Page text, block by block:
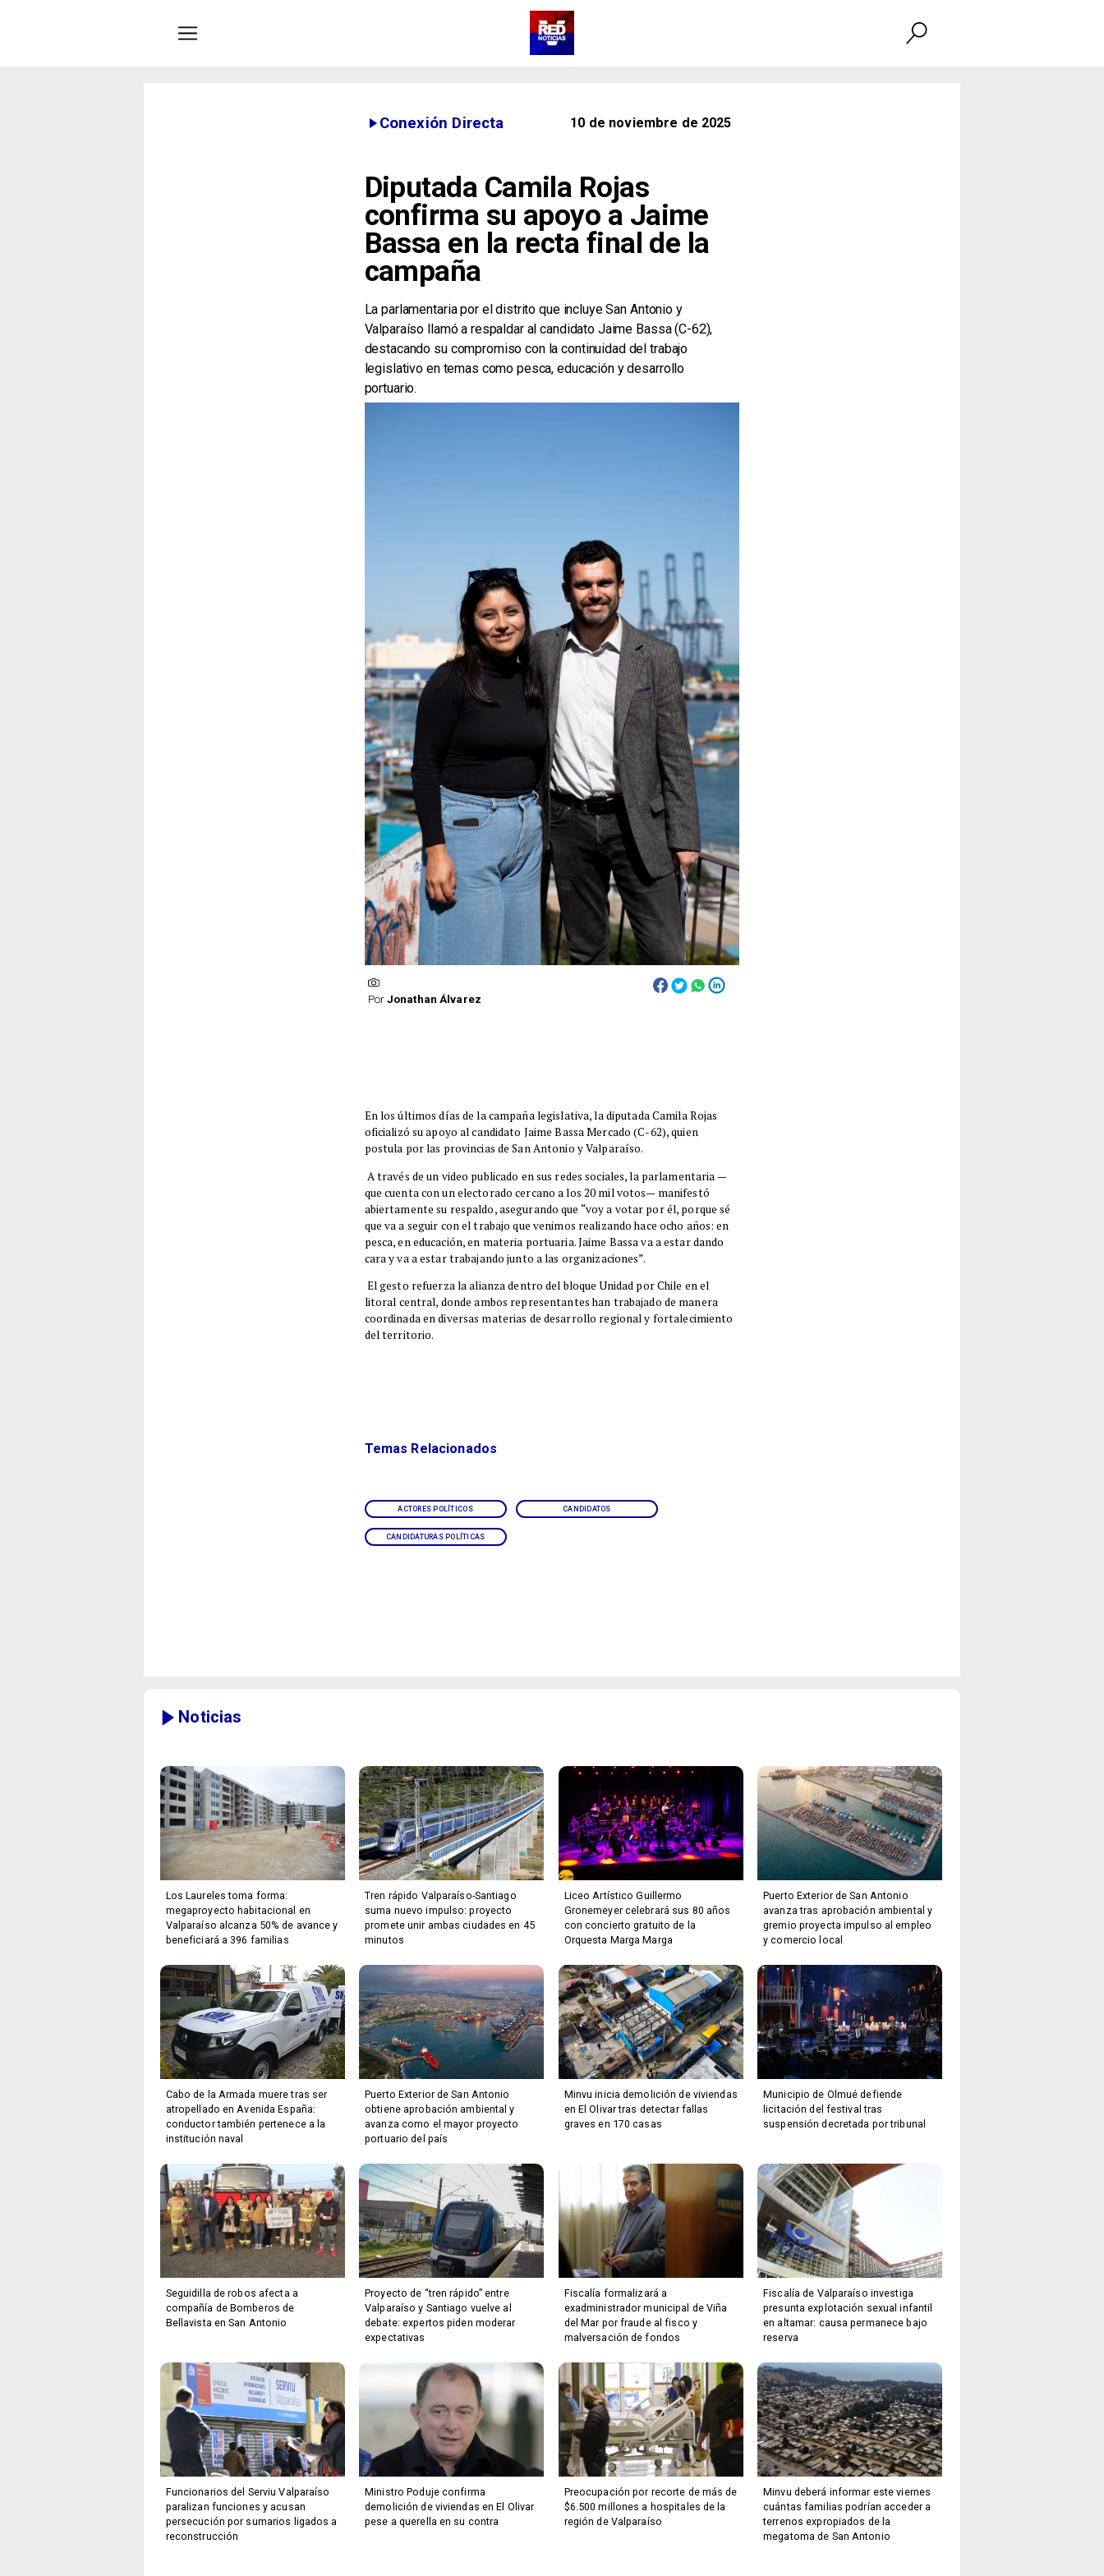
Conexión Directa 10 de noviembre de 2025
Diputada Camila Rojas
confirma su apoyo a Jaime
Bassa en la recta final de la
campaña
​La parlamentaria por el distrito que incluye San Antonio y
Valparaíso llamó a respaldar al candidato Jaime Bassa (C-62),
destacando su compromiso con la continuidad del trabajo
legislativo en temas como pesca, educación y desarrollo
portuario.
Por Jonathan Álvarez
​En los últimos días de la campaña legislativa, la diputada Camila Rojas
oficializó su apoyo al candidato Jaime Bassa Mercado (C-62), quien
postula por las provincias de San Antonio y Valparaíso.
A través de un video publicado en sus redes sociales, la parlamentaria —
que cuenta con un electorado cercano a los 20 mil votos— manifestó
abiertamente su respaldo, asegurando que “voy a votar por él, porque sé
que va a seguir con el trabajo que venimos realizando hace ocho años: en
pesca, en educación, en materia portuaria. Jaime Bassa va a estar dando
cara y va a estar trabajando junto a las organizaciones”.
El gesto refuerza la alianza dentro del bloque Unidad por Chile en el
litoral central, donde ambos representantes han trabajado de manera
coordinada en diversas materias de desarrollo regional y fortalecimiento
del territorio.
ACTORES POLÍTICOS CANDIDATOS
CANDIDATURAS POLÍTICAS
Temas Relacionados
Noticias
Los Laureles toma forma:
megaproyecto habitacional en
Valparaíso alcanza 50% de avance y
beneficiará a 396 familias
Tren rápido Valparaíso-Santiago
suma nuevo impulso: proyecto
promete unir ambas ciudades en 45
minutos
Liceo Artístico Guillermo
Gronemeyer celebrará sus 80 años
con concierto gratuito de la
Orquesta Marga Marga
Puerto Exterior de San Antonio
avanza tras aprobación ambiental y
gremio proyecta impulso al empleo
y comercio local
Cabo de la Armada muere tras ser
atropellado en Avenida España:
conductor también pertenece a la
institución naval
Puerto Exterior de San Antonio
obtiene aprobación ambiental y
avanza como el mayor proyecto
portuario del país
Minvu inicia demolición de viviendas
en El Olivar tras detectar fallas
graves en 170 casas
Municipio de Olmué defiende
licitación del festival tras
suspensión decretada por tribunal
Seguidilla de robos afecta a
compañía de Bomberos de
Bellavista en San Antonio
Proyecto de “tren rápido” entre
Valparaíso y Santiago vuelve al
debate: expertos piden moderar
expectativas
Fiscalía formalizará a
exadministrador municipal de Viña
del Mar por fraude al fisco y
malversación de fondos
Fiscalía de Valparaíso investiga
presunta explotación sexual infantil
en altamar: causa permanece bajo
reserva
Funcionarios del Serviu Valparaíso
paralizan funciones y acusan
persecución por sumarios ligados a
reconstrucción
Ministro Poduje confirma
demolición de viviendas en El Olivar
pese a querella en su contra
Preocupación por recorte de más de
$6.500 millones a hospitales de la
región de Valparaíso
Minvu deberá informar este viernes
cuántas familias podrían acceder a
terrenos expropiados de la
megatoma de San Antonio